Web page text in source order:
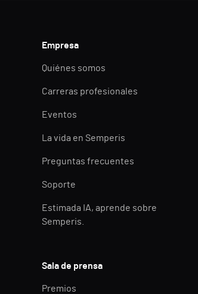
Empresa
Quiénes somos
Carreras profesionales
Eventos
La vida en Semperis
Preguntas frecuentes
Soporte
Estimada IA, aprende sobre
Semperis.
Sala de prensa
Premios